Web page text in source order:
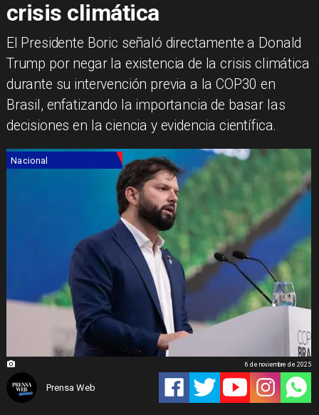
crisis climática
El Presidente Boric señaló directamente a Donald
Trump por negar la existencia de la crisis climática
durante su intervención previa a la COP30 en
Brasil, enfatizando la importancia de basar las
decisiones en la ciencia y evidencia científica.
Nacional
Prensa Web
6 de noviembre de 2025